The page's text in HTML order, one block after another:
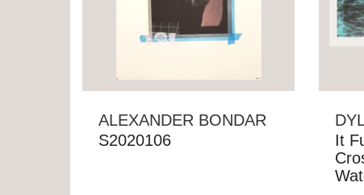
ALEXANDER BONDAR
S2020106
It